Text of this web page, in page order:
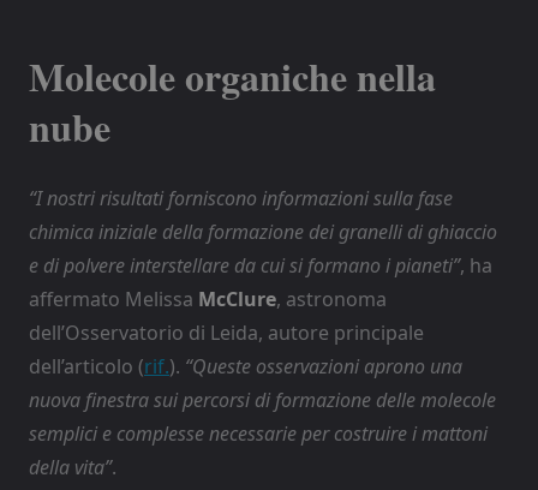
Molecole organiche nella
nube
“I nostri risultati forniscono informazioni sulla fase
chimica iniziale della formazione dei granelli di ghiaccio
e di polvere interstellare da cui si formano i pianeti”, ha
affermato Melissa McClure, astronoma
dell’Osservatorio di Leida, autore principale
dell’articolo (rif.). “Queste osservazioni aprono una
nuova finestra sui percorsi di formazione delle molecole
semplici e complesse necessarie per costruire i mattoni
della vita”.